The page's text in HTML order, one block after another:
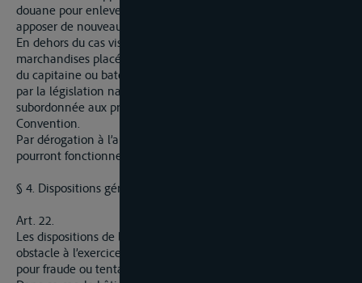
douane pour enlever les plombs, surveiller les opérations et
apposer de nouveaux plombs.
En dehors du cas visé à l’alinéa précédent, les transports de
marchandises placées sous régime de douane à la demande
du capitaine ou batelier sont soumis aux formalités prescrites
par la législation nationale, qui demeure toutefois
subordonnée aux principes fondamentaux de la présente
Convention.
Par dérogation à l’alinéa premier, des postes de douane
pourront fonctionner à Lobith.
§ 4. Dispositions générales.
Art. 22.
Les dispositions de la présente Convention ne font pas
obstacle à l’exercice de poursuites par l’autorité douanière
pour fraude ou tentative de fraude avérés.